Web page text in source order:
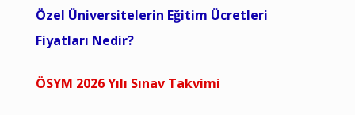
Özel Üniversitelerin Eğitim Ücretleri
Fiyatları Nedir?
ÖSYM 2026 Yılı Sınav Takvimi